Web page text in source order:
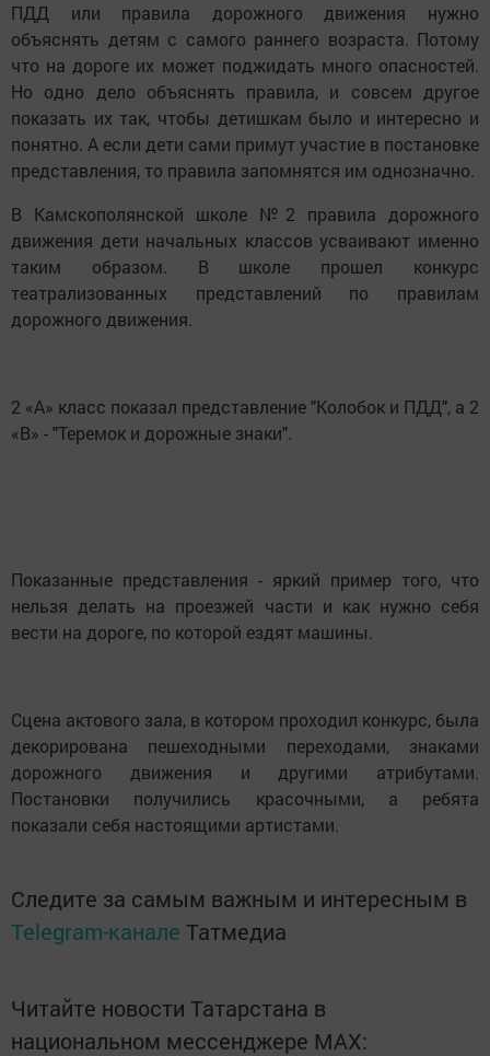
ПДД или правила дорожного движения нужно
объяснять детям с самого раннего возраста. Потому
что на дороге их может поджидать много опасностей.
Но одно дело объяснять правила, и совсем другое
показать их так, чтобы детишкам было и интересно и
понятно. А если дети сами примут участие в постановке
представления, то правила запомнятся им однозначно.
В Камскополянской школе №2 правила дорожного
движения дети начальных классов усваивают именно
таким образом. В школе прошел конкурс
театрализованных представлений по правилам
дорожного движения.
2 «А» класс показал представление "Колобок и ПДД", а 2
«В» - "Теремок и дорожные знаки".
Показанные представления - яркий пример того, что
нельзя делать на проезжей части и как нужно себя
вести на дороге, по которой ездят машины.
Сцена актового зала, в котором проходил конкурс, была
декорирована пешеходными переходами, знаками
дорожного движения и другими атрибутами.
Постановки получились красочными, а ребята
показали себя настоящими артистами.
Следите за самым важным и интересным в
Telegram-канале Татмедиа
Читайте новости Татарстана в
национальном мессенджере MАХ: